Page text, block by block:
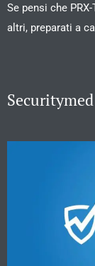
Se pensi che
altri, preparati a
Securitymed